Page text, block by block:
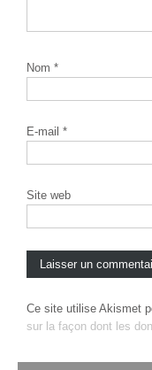
Nom *
E-mail *
Site web
Ce site utilise Akismet
sur la façon dont les